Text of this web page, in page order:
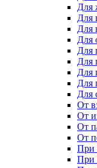
Для
Для
Для
Для
Для
Для
Для
Для
Для
От
От
От
От
При
При